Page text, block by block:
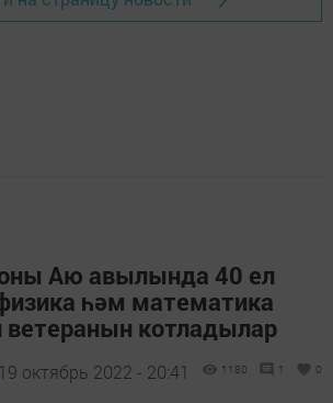
Аю авылында 40 ел
һәм математика
котладылар
19 октябрь 2022 - 20:41 1180 1 0